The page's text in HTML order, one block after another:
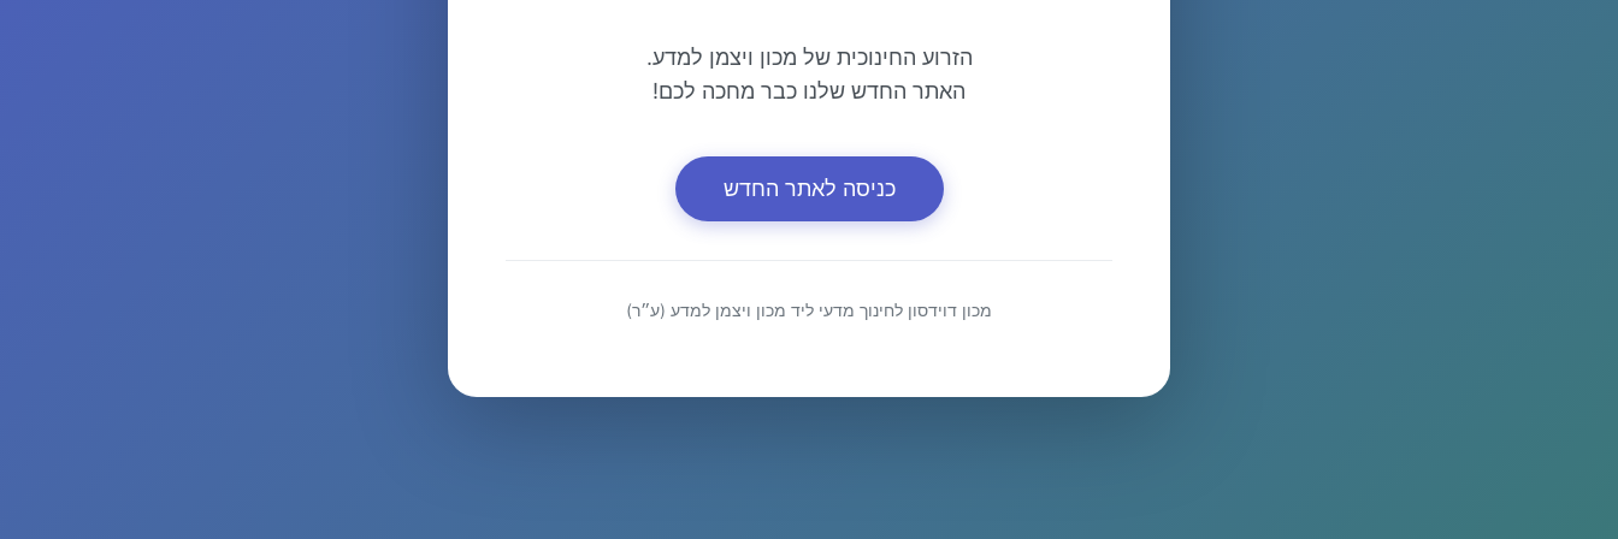
הזרוע החינוכית של מכון ויצמן למדע.
האתר החדש שלנו כבר מחכה לכם!
כניסה לאתר החדש
מכון דוידסון לחינוך מדעי ליד מכון ויצמן למדע (ע״ר)